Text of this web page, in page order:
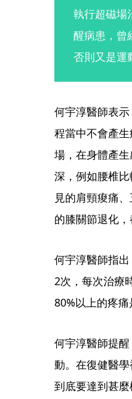
執行超磁場
醒病患，曾
否則又是運
何宇淳醫師表
程當中不會產
場，在身體產
深，例如腰椎
見的肩頸痠痛
的膝關節退化，
何宇淳醫師指
2次，每次治療
80%以上的疼痛
何宇淳醫師提
動。在復健醫
到底要達到甚